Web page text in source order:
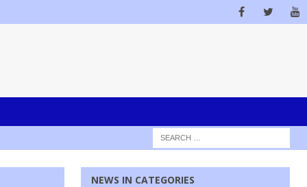
NEWS IN CATEGORIES